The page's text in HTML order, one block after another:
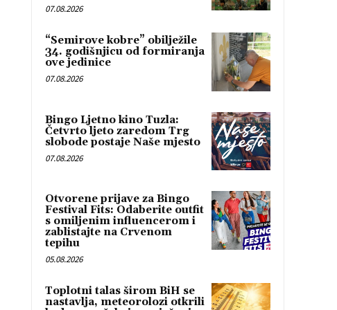
07.08.2026
“Semirove kobre” obilježile
34. godišnjicu od formiranja
ove jedinice
07.08.2026
Bingo Ljetno kino Tuzla:
Četvrto ljeto zaredom Trg
slobode postaje Naše mjesto
07.08.2026
Otvorene prijave za Bingo
Festival Fits: Odaberite outfit
s omiljenim influencerom i
zablistajte na Crvenom
tepihu
05.08.2026
Toplotni talas širom BiH se
nastavlja, meteorolozi otkrili